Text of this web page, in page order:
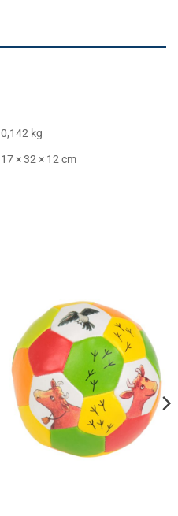
0,142 kg
17 × 32 × 12 cm